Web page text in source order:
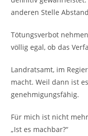
anderen Stelle
Tötungsverbot
völlig egal, ob das
Landratsamt, im
macht. Weil dann ist
genehmigungsfähig.
Für mich ist nicht
„Ist es machbar?“